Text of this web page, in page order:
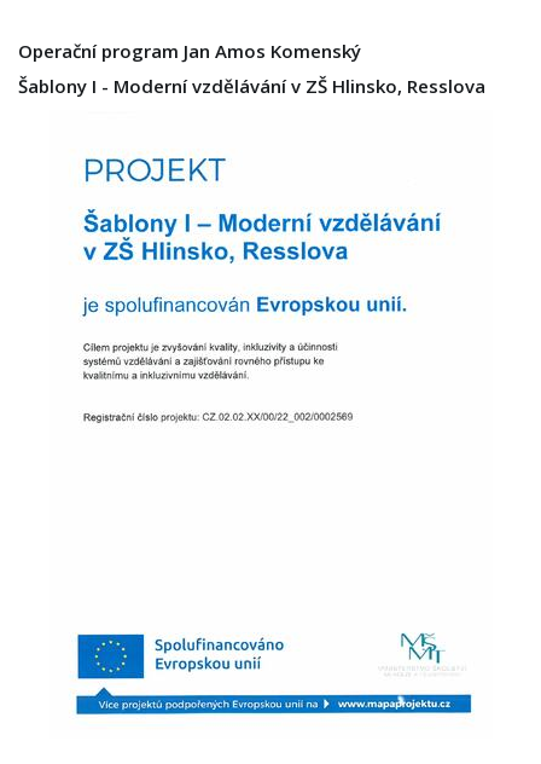
Operační program Jan Amos Komenský
Šablony I - Moderní vzdělávání v ZŠ Hlinsko, Resslova